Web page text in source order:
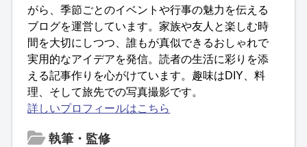
がら、季節ごとのイベントや行事の魅力を伝える
ブログを運営しています。家族や友人と楽しむ時
間を大切にしつつ、誰もが真似できるおしゃれで
実用的なアイデアを発信。読者の生活に彩りを添
える記事作りを心がけています。趣味はDIY、料
理、そして旅先での写真撮影です。
詳しいプロフィールはこちら
執筆・監修